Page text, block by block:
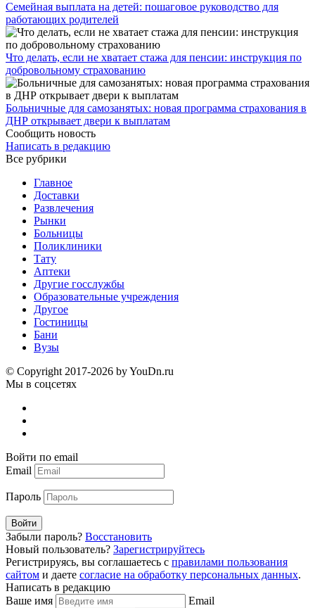
Семейная выплата на детей: пошаговое руководство для
работающих родителей
Что делать, если не хватает стажа для пенсии: инструкция по
добровольному страхованию
Больничные для самозанятых: новая программа страхования в
ДНР открывает двери к выплатам
Сообщить новость
Написать в редакцию
Все рубрики
Главное
Доставки
Развлечения
Рынки
Больницы
Поликлиники
Тату
Аптеки
Другие госслужбы
Образовательные учреждения
Другое
Гостиницы
Бани
Вузы
© Copyright 2017-2026 by YouDn.ru
Мы в соцсетях
Войти по email
Email
Пароль
Войти
Забыли пароль? Восстановить
Новый пользователь? Зарегистрируйтесь
Регистрируясь, вы соглашаетесь с правилами пользования
сайтом и даете согласие на обработку персональных данных.
Написать в редакцию
Ваше имя
Email